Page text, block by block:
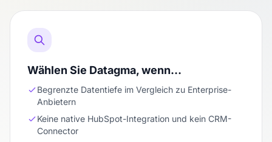
Wählen Sie Datagma, wenn…
Begrenzte Datentiefe im Vergleich zu Enterprise-
Anbietern
Keine native HubSpot-Integration und kein CRM-
Connector